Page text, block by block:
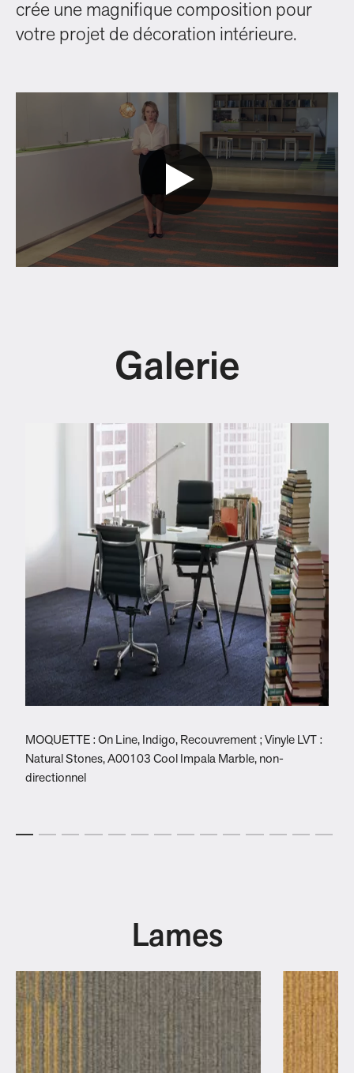
crée une magnifique composition pour
votre projet de décoration intérieure.
Galerie
MOQUETTE : On Line, Indigo, Recouvrement ; Vinyle LVT :
Natural Stones, A00103 Cool Impala Marble, non-
directionnel
Lames